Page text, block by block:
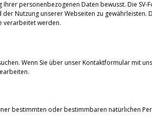
personenbezogenen Daten bewusst. Die SV-
Nutzung unserer Webseiten zu gewährleisten.
verarbeitet werden.
Wenn Sie über unser Kontaktformular mit
bestimmten oder bestimmbaren natürlichen